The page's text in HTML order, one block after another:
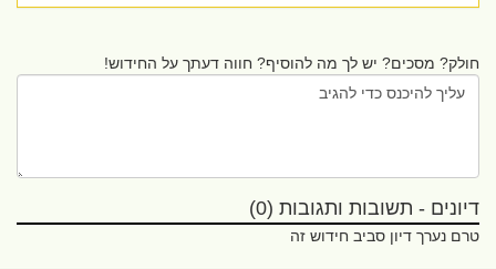
חולק? מסכים? יש לך מה להוסיף? חווה דעתך על החידוש!
דיונים - תשובות ותגובות (0)
טרם נערך דיון סביב חידוש זה